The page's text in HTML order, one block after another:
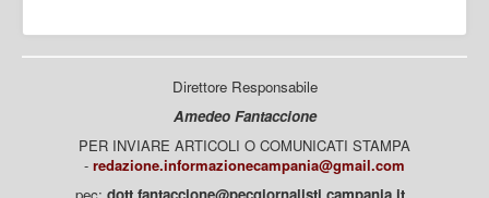
Direttore Responsabile
Amedeo Fantaccione
PER INVIARE ARTICOLI O COMUNICATI STAMPA
- redazione.informazionecampania@gmail.com